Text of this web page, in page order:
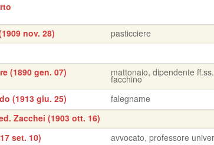
nov. 28)
pasticciere
(1890 gen. 07)
mattonaio, dipendente
facchino
(1913 giu. 25)
falegname
Zacchei (1903 ott. 16)
set. 10)
avvocato, professore